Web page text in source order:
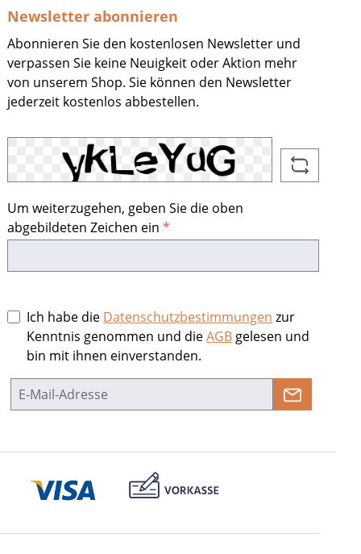
Newsletter abonnieren
Abonnieren Sie den kostenlosen Newsletter und
verpassen Sie keine Neuigkeit oder Aktion mehr
von unserem Shop. Sie können den Newsletter
jederzeit kostenlos abbestellen.
Um weiterzugehen, geben Sie die oben
abgebildeten Zeichen ein*
Ich habe die Datenschutzbestimmungen zur
Kenntnis genommen und dieAGBgelesen und
bin mit ihnen einverstanden.